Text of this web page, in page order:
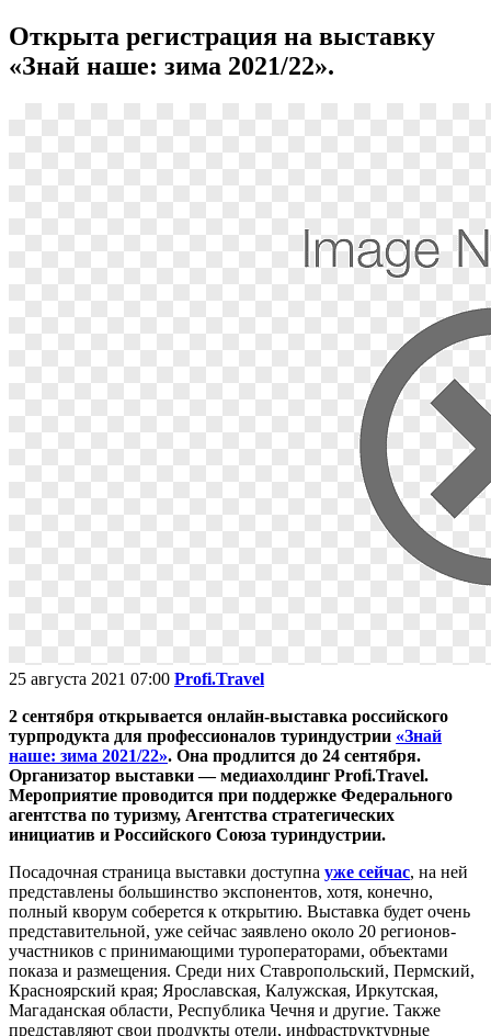
Открыта регистрация на выставку
«Знай наше: зима 2021/22».
25 августа 2021 07:00 Profi.Travel
2 сентября открывается онлайн-выставка российского
турпродукта для профессионалов туриндустрии «Знай
наше: зима 2021/22». Она продлится до 24 сентября.
Организатор выставки — медиахолдинг Profi.Travel.
Мероприятие проводится при поддержке Федерального
агентства по туризму, Агентства стратегических
инициатив и Российского Союза туриндустрии.
Посадочная страница выставки доступна уже сейчас, на ней
представлены большинство экспонентов, хотя, конечно,
полный кворум соберется к открытию. Выставка будет очень
представительной, уже сейчас заявлено около 20 регионов-
участников с принимающими туроператорами, объектами
показа и размещения. Среди них Ставропольский, Пермский,
Красноярский края; Ярославская, Калужская, Иркутская,
Магаданская области, Республика Чечня и другие. Также
представляют свои продукты отели, инфраструктурные